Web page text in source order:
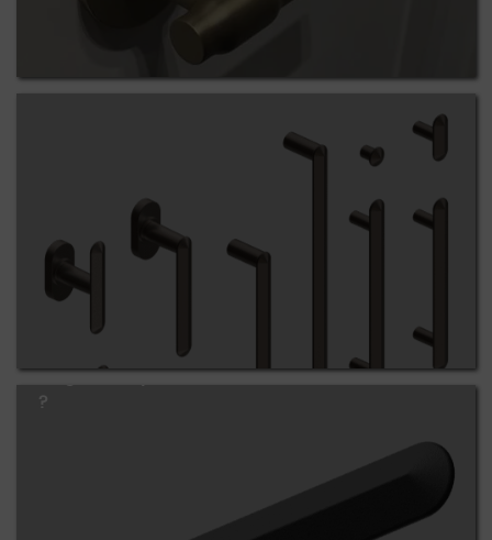
Glossaire Quincaillerie
Poignée de porte en laiton noir ou en métal noir
?